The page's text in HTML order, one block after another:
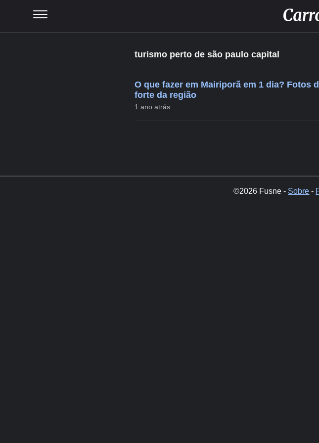
turismo perto de são paulo capital
O que fazer em Mairiporã em 1 dia? Fotos
forte da região
1 ano atrás
©2026 Fusne - Sobre -